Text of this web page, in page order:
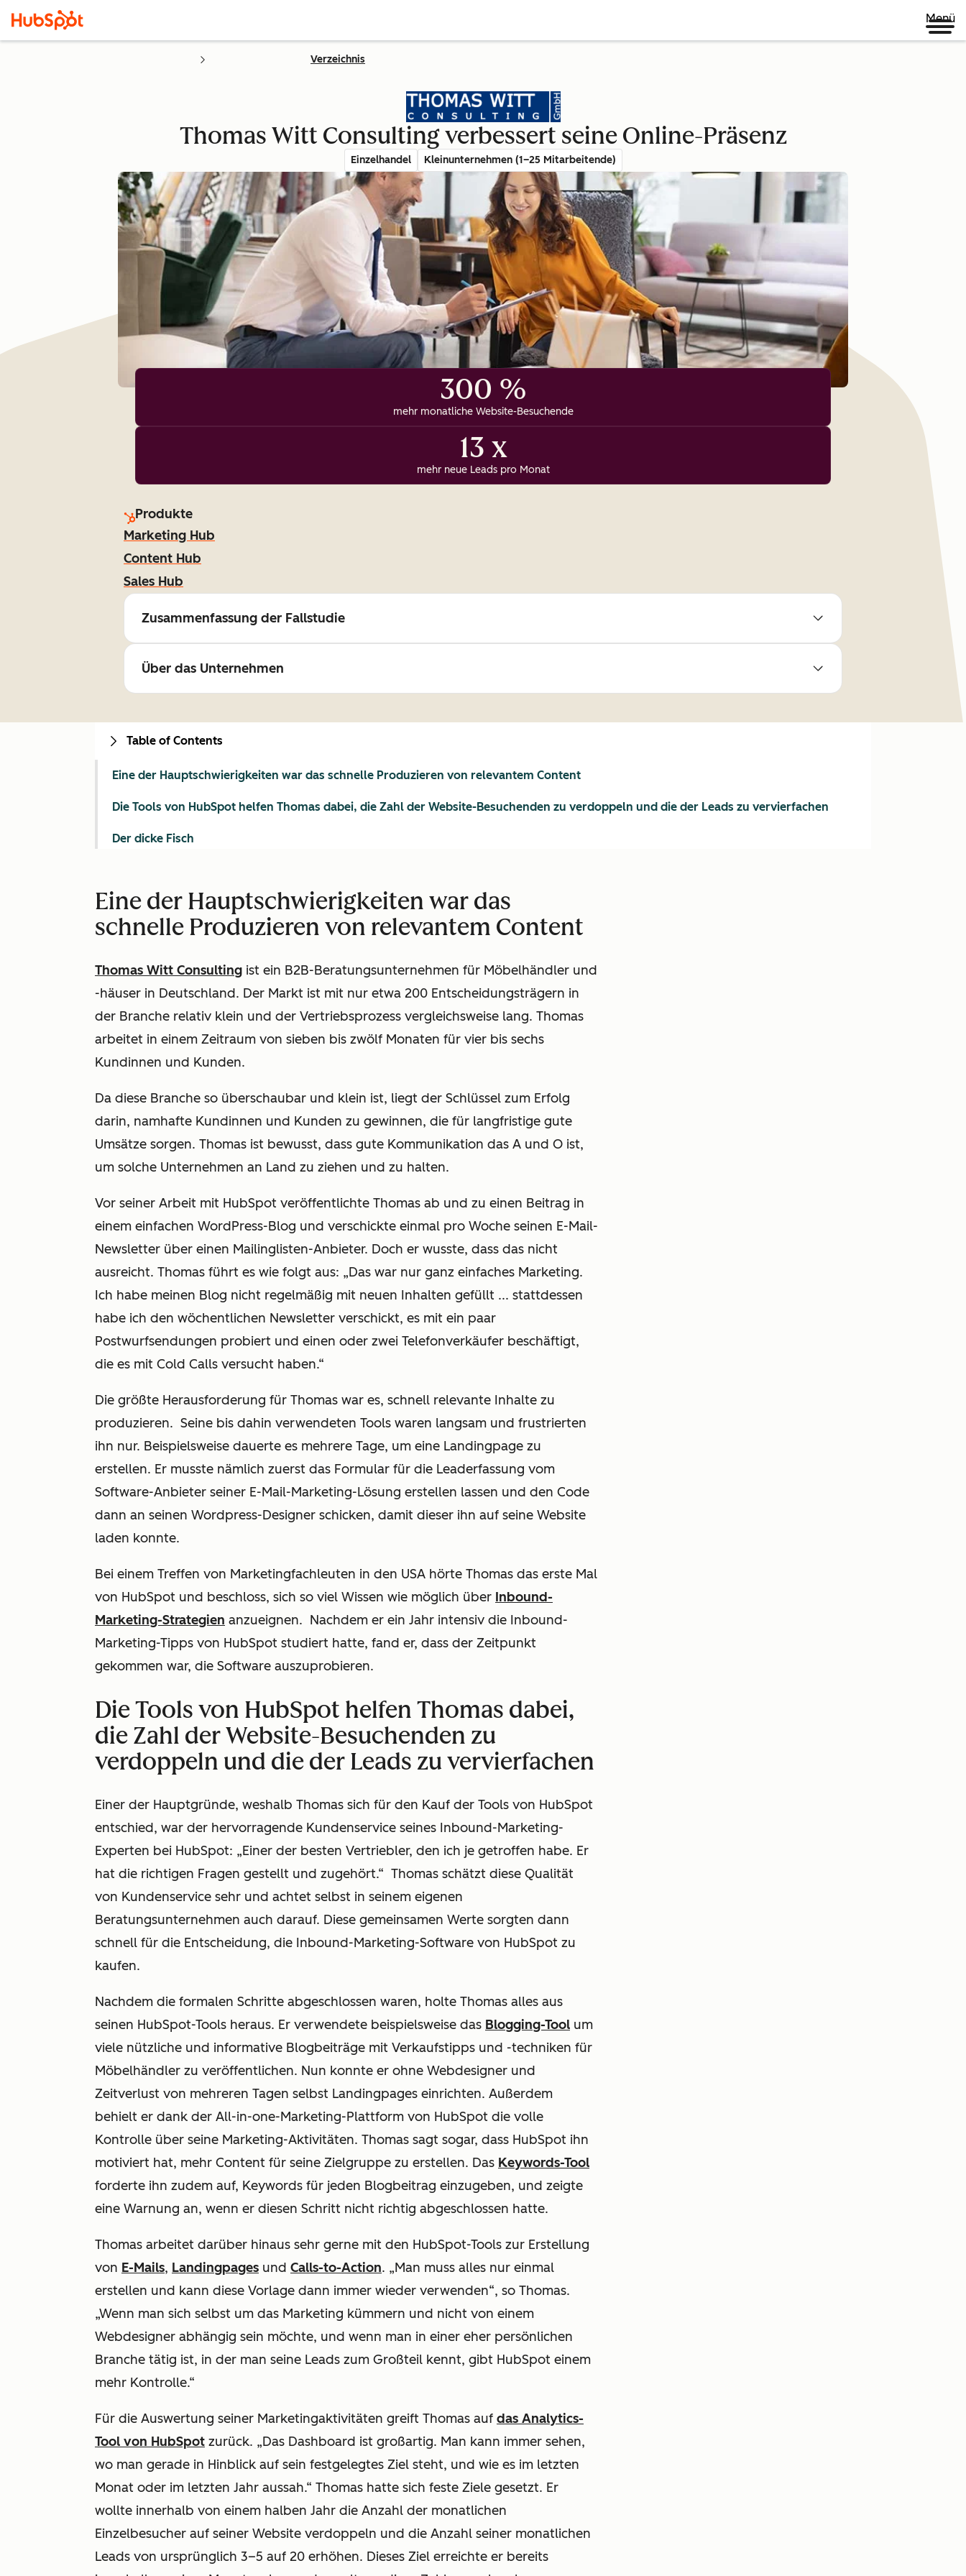
Menü
Verzeichnis
Thomas Witt Consulting verbessert seine Online-Präsenz
Einzelhandel Kleinunternehmen (1–25 Mitarbeitende)
300 %
mehr monatliche Website-Besuchende
13 x
mehr neue Leads pro Monat
Produkte
Marketing Hub
Content Hub
Sales Hub
Zusammenfassung der Fallstudie
Über das Unternehmen
Eine der Hauptschwierigkeiten war das
schnelle Produzieren von relevantem Content
Thomas Witt Consulting ist ein B2B-Beratungsunternehmen für Möbelhändler und
-häuser in Deutschland. Der Markt ist mit nur etwa 200 Entscheidungsträgern in
der Branche relativ klein und der Vertriebsprozess vergleichsweise lang. Thomas
arbeitet in einem Zeitraum von sieben bis zwölf Monaten für vier bis sechs
Kundinnen und Kunden.
Da diese Branche so überschaubar und klein ist, liegt der Schlüssel zum Erfolg
darin, namhafte Kundinnen und Kunden zu gewinnen, die für langfristige gute
Umsätze sorgen. Thomas ist bewusst, dass gute Kommunikation das A und O ist,
um solche Unternehmen an Land zu ziehen und zu halten.
Vor seiner Arbeit mit HubSpot veröffentlichte Thomas ab und zu einen Beitrag in
einem einfachen WordPress-Blog und verschickte einmal pro Woche seinen E-Mail-
Newsletter über einen Mailinglisten-Anbieter. Doch er wusste, dass das nicht
ausreicht. Thomas führt es wie folgt aus: „Das war nur ganz einfaches Marketing.
Ich habe meinen Blog nicht regelmäßig mit neuen Inhalten gefüllt ... stattdessen
habe ich den wöchentlichen Newsletter verschickt, es mit ein paar
Postwurfsendungen probiert und einen oder zwei Telefonverkäufer beschäftigt,
die es mit Cold Calls versucht haben.“
Die größte Herausforderung für Thomas war es, schnell relevante Inhalte zu
produzieren. Seine bis dahin verwendeten Tools waren langsam und frustrierten
ihn nur. Beispielsweise dauerte es mehrere Tage, um eine Landingpage zu
erstellen. Er musste nämlich zuerst das Formular für die Leaderfassung vom
Software-Anbieter seiner E-Mail-Marketing-Lösung erstellen lassen und den Code
dann an seinen Wordpress-Designer schicken, damit dieser ihn auf seine Website
laden konnte.
Bei einem Treffen von Marketingfachleuten in den USA hörte Thomas das erste Mal
von HubSpot und beschloss, sich so viel Wissen wie möglich über Inbound-
Marketing-Strategien anzueignen. Nachdem er ein Jahr intensiv die Inbound-
Marketing-Tipps von HubSpot studiert hatte, fand er, dass der Zeitpunkt
gekommen war, die Software auszuprobieren.
Die Tools von HubSpot helfen Thomas dabei,
die Zahl der Website-Besuchenden zu
verdoppeln und die der Leads zu vervierfachen
Einer der Hauptgründe, weshalb Thomas sich für den Kauf der Tools von HubSpot
entschied, war der hervorragende Kundenservice seines Inbound-Marketing-
Experten bei HubSpot: „Einer der besten Vertriebler, den ich je getroffen habe. Er
hat die richtigen Fragen gestellt und zugehört.“ Thomas schätzt diese Qualität
von Kundenservice sehr und achtet selbst in seinem eigenen
Beratungsunternehmen auch darauf. Diese gemeinsamen Werte sorgten dann
schnell für die Entscheidung, die Inbound-Marketing-Software von HubSpot zu
kaufen.
Nachdem die formalen Schritte abgeschlossen waren, holte Thomas alles aus
seinen HubSpot-Tools heraus. Er verwendete beispielsweise das Blogging-Tool um
viele nützliche und informative Blogbeiträge mit Verkaufstipps und -techniken für
Möbelhändler zu veröffentlichen. Nun konnte er ohne Webdesigner und
Zeitverlust von mehreren Tagen selbst Landingpages einrichten. Außerdem
behielt er dank der All-in-one-Marketing-Plattform von HubSpot die volle
Kontrolle über seine Marketing-Aktivitäten. Thomas sagt sogar, dass HubSpot ihn
motiviert hat, mehr Content für seine Zielgruppe zu erstellen. Das Keywords-Tool
forderte ihn zudem auf, Keywords für jeden Blogbeitrag einzugeben, und zeigte
eine Warnung an, wenn er diesen Schritt nicht richtig abgeschlossen hatte.
Thomas arbeitet darüber hinaus sehr gerne mit den HubSpot-Tools zur Erstellung
von E-Mails, Landingpages und Calls-to-Action. „Man muss alles nur einmal
erstellen und kann diese Vorlage dann immer wieder verwenden“, so Thomas.
„Wenn man sich selbst um das Marketing kümmern und nicht von einem
Webdesigner abhängig sein möchte, und wenn man in einer eher persönlichen
Branche tätig ist, in der man seine Leads zum Großteil kennt, gibt HubSpot einem
mehr Kontrolle.“
Für die Auswertung seiner Marketingaktivitäten greift Thomas auf das Analytics-
Tool von HubSpot zurück. „Das Dashboard ist großartig. Man kann immer sehen,
wo man gerade in Hinblick auf sein festgelegtes Ziel steht, und wie es im letzten
Monat oder im letzten Jahr aussah.“ Thomas hatte sich feste Ziele gesetzt. Er
wollte innerhalb von einem halben Jahr die Anzahl der monatlichen
Einzelbesucher auf seiner Website verdoppeln und die Anzahl seiner monatlichen
Leads von ursprünglich 3–5 auf 20 erhöhen. Dieses Ziel erreichte er bereits
Table of Contents
Eine der Hauptschwierigkeiten war das schnelle Produzieren von relevantem Content
Die Tools von HubSpot helfen Thomas dabei, die Zahl der Website-Besuchenden zu verdoppeln und die der Leads zu vervierfachen
Der dicke Fisch